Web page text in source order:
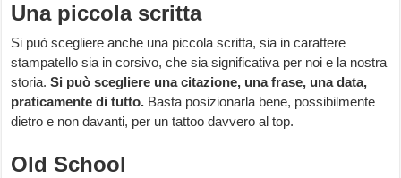
Una piccola scritta
Si può scegliere anche una piccola scritta, sia in carattere
stampatello sia in corsivo, che sia significativa per noi e la nostra
storia.Si può scegliere una citazione, una frase, una data,
praticamente di tutto. Basta posizionarla bene, possibilmente
dietro e non davanti, per un tattoo davvero al top.
Old School